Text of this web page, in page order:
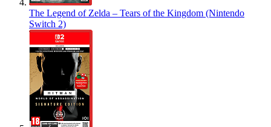
The Legend of Zelda – Tears of the Kingdom (Nintendo
Switch 2)